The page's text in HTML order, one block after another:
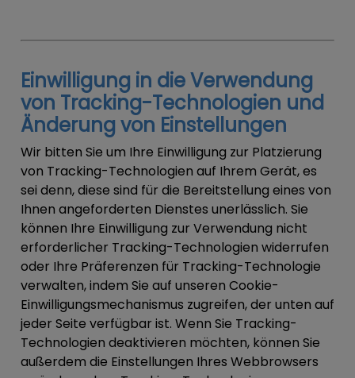
Einwilligung in die Verwendung
von Tracking-Technologien und
Änderung von Einstellungen
Wir bitten Sie um Ihre Einwilligung zur Platzierung
von Tracking-Technologien auf Ihrem Gerät, es
sei denn, diese sind für die Bereitstellung eines von
Ihnen angeforderten Dienstes unerlässlich. Sie
können Ihre Einwilligung zur Verwendung nicht
erforderlicher Tracking-Technologien widerrufen
oder Ihre Präferenzen für Tracking-Technologie
verwalten, indem Sie auf unseren Cookie-
Einwilligungsmechanismus zugreifen, der unten auf
jeder Seite verfügbar ist. Wenn Sie Tracking-
Technologien deaktivieren möchten, können Sie
außerdem die Einstellungen Ihres Webbrowsers